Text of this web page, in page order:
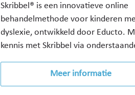
Skribbel® is een innovatieve online
behandelmethode voor kinderen
dyslexie, ontwikkeld door Educto.
kennis met Skribbel via
Meer informatie